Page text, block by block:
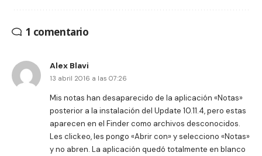
1 comentario
Alex Blavi
13 abril 2016 a las 07:26
Mis notas han desaparecido de la aplicación «Notas»
posterior a la instalación del Update 10.11.4, pero estas
aparecen en el Finder como archivos desconocidos.
Les clickeo, les pongo «Abrir con» y selecciono «Notas»
y no abren. La aplicación quedó totalmente en blanco